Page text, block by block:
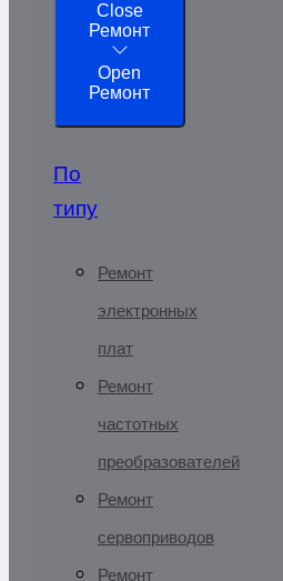
Close
Ремонт
Open
Ремонт
По
типу
Ремонт
электронных
плат
Ремонт
частотных
преобразователей
Ремонт
сервоприводов
Ремонт